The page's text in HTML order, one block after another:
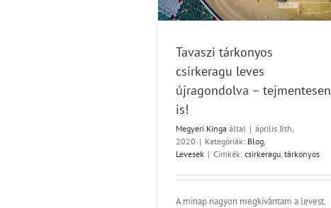
Tavaszi tárkonyos
csirkeragu leves
újragondolva – tejmentesen
is!
Megyeri Kinga által | április 8th,
2020 | Kategóriák: Blog
Levesek | Címkék: csirkeragu tárkonyos
A minap nagyon megkívántam a levest.
Kenyérrevalók